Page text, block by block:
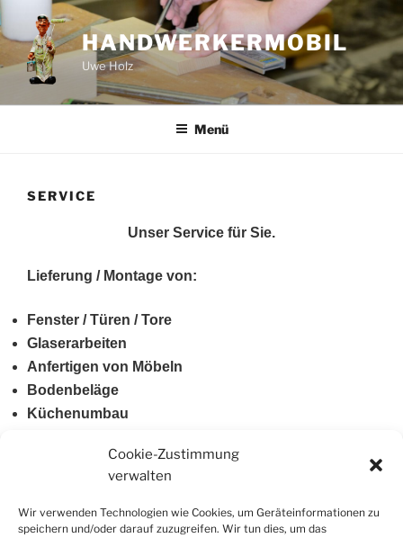
Cookie-Zustimmung
verwalten
Wir verwenden Technologien wie Cookies, um Geräteinformationen zu
speichern und/oder darauf zuzugreifen. Wir tun dies, um das
Zum
Inhalt
springen
HANDWERKERMOBIL
Uwe Holz
Menü
SERVICE
Unser Service für Sie.
Lieferung / Montage von:
Fenster / Türen / Tore
Glaserarbeiten
Anfertigen von Möbeln
Bodenbeläge
Küchenumbau
Kleinentrümplung
Treppen aus Holz und Stahl